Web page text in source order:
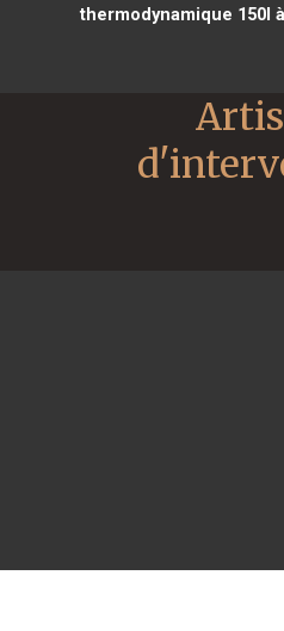
thermodynamique 150l